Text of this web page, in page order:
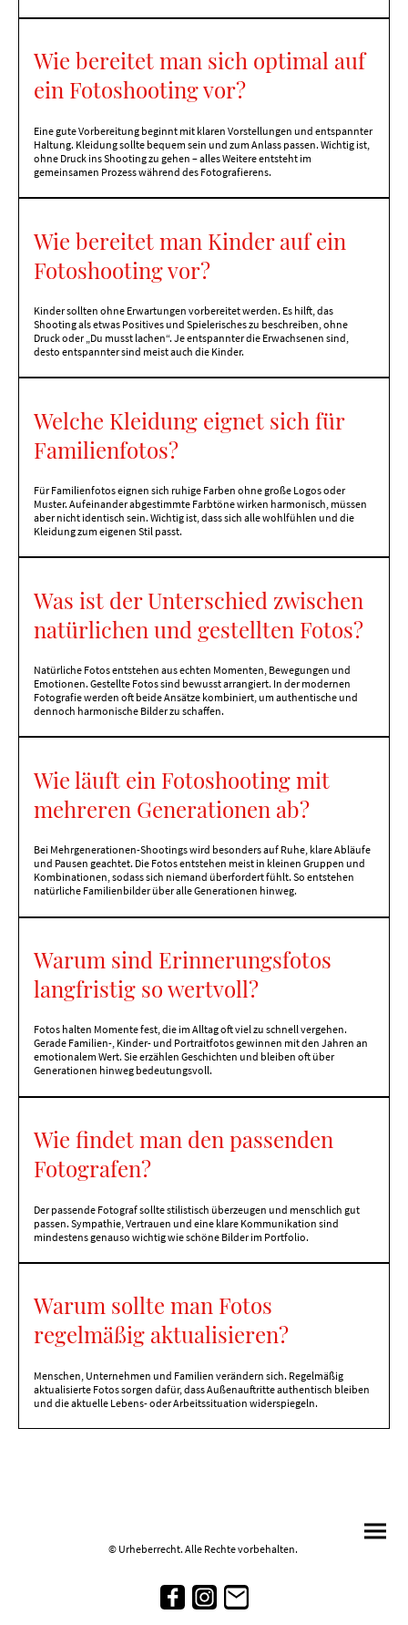
Wie bereitet man sich optimal auf
ein Fotoshooting vor?
Eine gute Vorbereitung beginnt mit klaren Vorstellungen und entspannter
Haltung. Kleidung sollte bequem sein und zum Anlass passen. Wichtig ist,
ohne Druck ins Shooting zu gehen – alles Weitere entsteht im
gemeinsamen Prozess während des Fotografierens.
Wie bereitet man Kinder auf ein
Fotoshooting vor?
Kinder sollten ohne Erwartungen vorbereitet werden. Es hilft, das
Shooting als etwas Positives und Spielerisches zu beschreiben, ohne
Druck oder „Du musst lachen“. Je entspannter die Erwachsenen sind,
desto entspannter sind meist auch die Kinder.
Welche Kleidung eignet sich für
Familienfotos?
Für Familienfotos eignen sich ruhige Farben ohne große Logos oder
Muster. Aufeinander abgestimmte Farbtöne wirken harmonisch, müssen
aber nicht identisch sein. Wichtig ist, dass sich alle wohlfühlen und die
Kleidung zum eigenen Stil passt.
Was ist der Unterschied zwischen
natürlichen und gestellten Fotos?
Natürliche Fotos entstehen aus echten Momenten, Bewegungen und
Emotionen. Gestellte Fotos sind bewusst arrangiert. In der modernen
Fotografie werden oft beide Ansätze kombiniert, um authentische und
dennoch harmonische Bilder zu schaffen.
Wie läuft ein Fotoshooting mit
mehreren Generationen ab?
Bei Mehrgenerationen-Shootings wird besonders auf Ruhe, klare Abläufe
und Pausen geachtet. Die Fotos entstehen meist in kleinen Gruppen und
Kombinationen, sodass sich niemand überfordert fühlt. So entstehen
natürliche Familienbilder über alle Generationen hinweg.
Warum sind Erinnerungsfotos
langfristig so wertvoll?
Fotos halten Momente fest, die im Alltag oft viel zu schnell vergehen.
Gerade Familien-, Kinder- und Portraitfotos gewinnen mit den Jahren an
emotionalem Wert. Sie erzählen Geschichten und bleiben oft über
Generationen hinweg bedeutungsvoll.
Wie findet man den passenden
Fotografen?
Der passende Fotograf sollte stilistisch überzeugen und menschlich gut
passen. Sympathie, Vertrauen und eine klare Kommunikation sind
mindestens genauso wichtig wie schöne Bilder im Portfolio.
Warum sollte man Fotos
regelmäßig aktualisieren?
Menschen, Unternehmen und Familien verändern sich. Regelmäßig
aktualisierte Fotos sorgen dafür, dass Außenauftritte authentisch bleiben
und die aktuelle Lebens- oder Arbeitssituation widerspiegeln.
© Urheberrecht. Alle Rechte vorbehalten.